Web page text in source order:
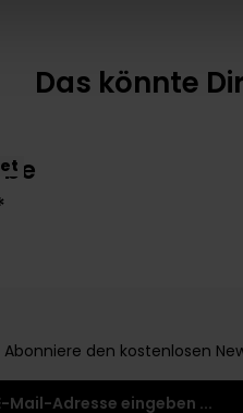
Das könnte
den Warenkorb
Abonniere den kostenlosen